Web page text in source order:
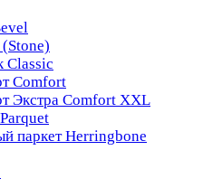
Classic
Comfort
Экстра Comfort XXL
паркет Herringbone